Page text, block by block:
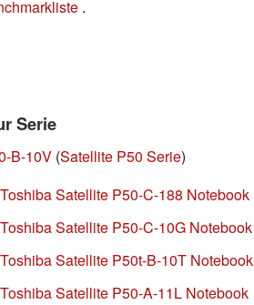
.
Serie
B-10V (Satellite P50 Serie)
Satellite P50-C-188 Notebook
Satellite P50-C-10G Notebook
Satellite P50t-B-10T Notebook
Satellite P50-A-11L Notebook